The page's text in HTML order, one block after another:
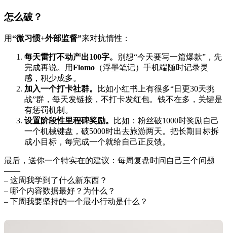
怎么破？
用“微习惯+外部监督”来对抗惰性：
每天雷打不动产出100字。 别想“今天要写一篇爆款”，先
完成再说。用Flomo （浮墨笔记）手机端随时记录灵
感，积少成多。
加入一个打卡社群。
比如小红书上有很多“日更30天挑
战”群，每天发链接，不打卡发红包。钱不在多，关键是
有惩罚机制。
设置阶段性里程碑奖励。
比如：粉丝破1000时奖励自己
一个机械键盘，破5000时出去旅游两天。把长期目标拆
成小目标，每完成一个就给自己正反馈。
最后，送你一个特实在的建议：每周复盘时问自己三个问题
——
– 这周我学到了什么新东西？
– 哪个内容数据最好？为什么？
– 下周我要坚持的一个最小行动是什么？